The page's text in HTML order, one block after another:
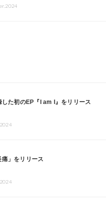
た初のEP『I am I』をリリース
」をリリース